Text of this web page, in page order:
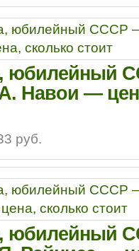
юбилейный
Навои —
руб.
юбилейный